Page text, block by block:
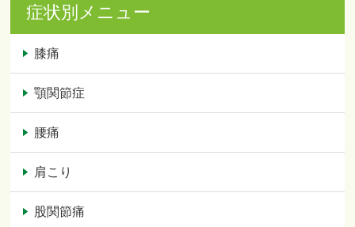
症状別メニュー
膝痛
顎関節症
腰痛
肩こり
股関節痛